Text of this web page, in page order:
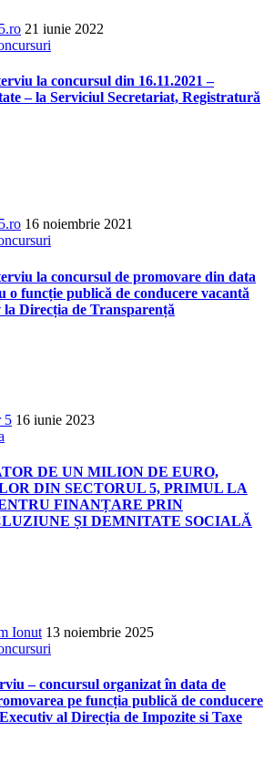
21 iunie 2022
la concursul din 16.11.2021 –
– la Serviciul Secretariat, Registratură
16 noiembrie 2021
la concursul de promovare din data
o funcție publică de conducere vacantă
Direcția de Transparență
5 16 iunie 2023
DE UN MILION DE EURO,
DIN SECTORUL 5, PRIMUL LA
FINANȚARE PRIN
ȘI DEMNITATE SOCIALĂ
Ionut 13 noiembrie 2025
– concursul organizat în data de
pe funcția publică de conducere
al Direcția de Impozite si Taxe